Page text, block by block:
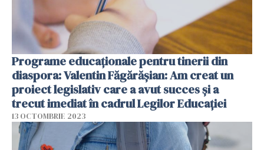
Programe educaționale pentru tinerii din
diaspora: Valentin Făgărășian: Am creat un
proiect legislativ care a avut succes și a
trecut imediat în cadrul Legilor Educației
13 OCTOMBRIE 2023